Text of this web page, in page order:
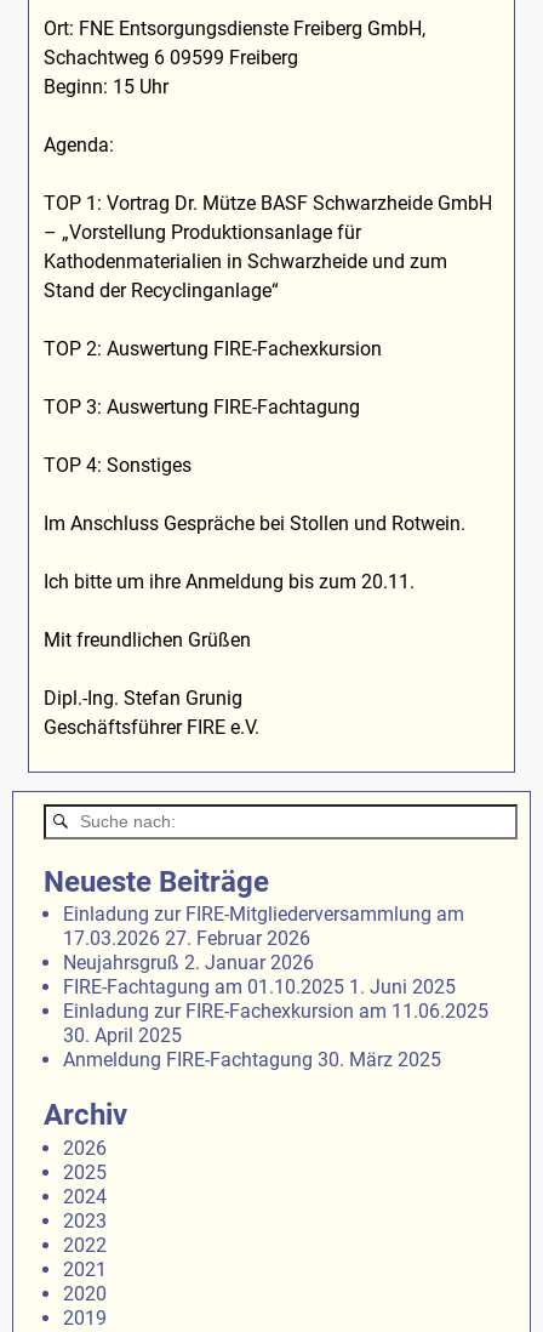
Ort: FNE Entsorgungsdienste Freiberg GmbH,
Schachtweg 6 09599 Freiberg
Beginn: 15 Uhr
Agenda:
TOP 1: Vortrag Dr. Mütze BASF Schwarzheide GmbH
– „Vorstellung Produktionsanlage für
Kathodenmaterialien in Schwarzheide und zum
Stand der Recyclinganlage“
TOP 2: Auswertung FIRE-Fachexkursion
TOP 3: Auswertung FIRE-Fachtagung
TOP 4: Sonstiges
Im Anschluss Gespräche bei Stollen und Rotwein.
Ich bitte um ihre Anmeldung bis zum 20.11.
Mit freundlichen Grüßen
Dipl.-Ing. Stefan Grunig
Geschäftsführer FIRE e.V.
Neueste Beiträge
Einladung zur FIRE-Mitgliederversammlung am
17.03.2026 27. Februar 2026
Neujahrsgruß 2. Januar 2026
FIRE-Fachtagung am 01.10.2025 1. Juni 2025
Einladung zur FIRE-Fachexkursion am 11.06.2025
30. April 2025
Anmeldung FIRE-Fachtagung 30. März 2025
Archiv
2026
2025
2024
2023
2022
2021
2020
2019